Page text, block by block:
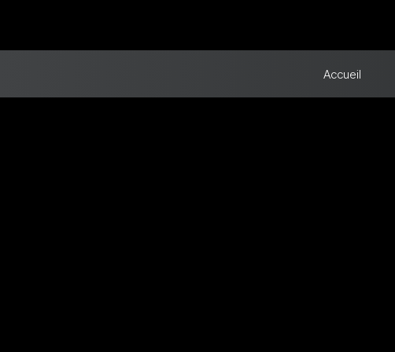
Accueil